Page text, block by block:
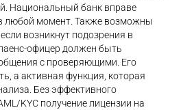
Национальный банк вправе
любой момент. Также возможны
возникнут подозрения в
офицер должен быть
с проверяющими. Его
а активная функция, которая
Без эффективного
KYC получение лицензии на